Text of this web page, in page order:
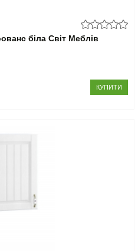
біла Світ Меблів
КУПИТИ